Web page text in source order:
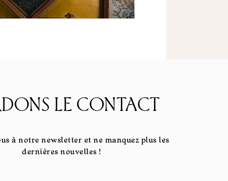
LE CONTACT
à notre newsletter et ne manquez plus les
dernières nouvelles !